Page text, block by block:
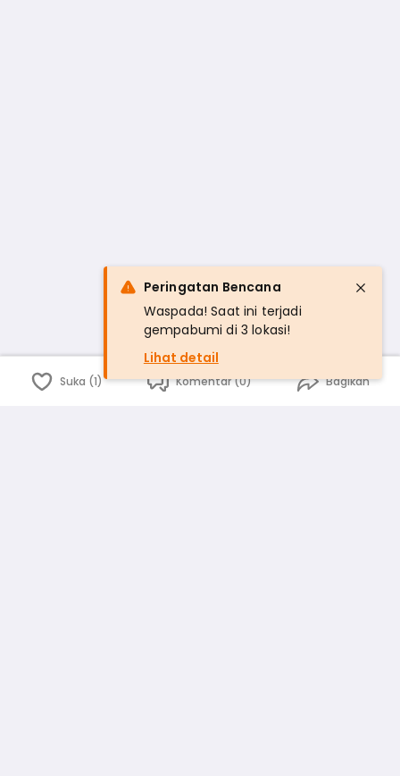
Suka (1) Komentar (0) Bagikan
Peringatan Bencana
Waspada! Saat ini terjadi
gempabumi di 3 lokasi!
Lihat detail